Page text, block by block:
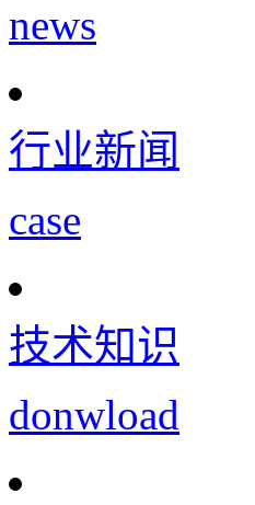
news
行业新闻
case
技术知识
donwload